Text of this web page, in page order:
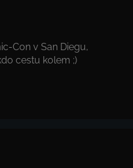
Con v San Diegu,
cestu kolem ;)